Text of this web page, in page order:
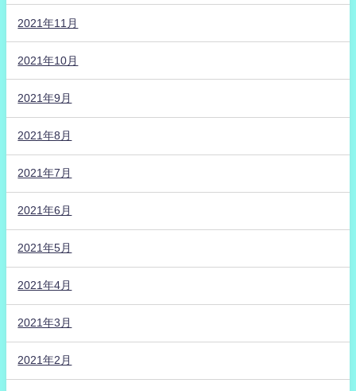
2021年11月
2021年10月
2021年9月
2021年8月
2021年7月
2021年6月
2021年5月
2021年4月
2021年3月
2021年2月